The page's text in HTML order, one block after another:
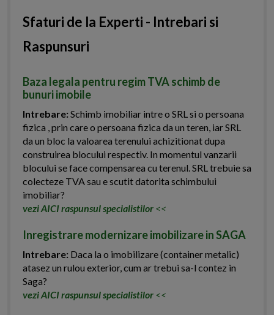
Sfaturi de la Experti - Intrebari si
Raspunsuri
Baza legala pentru regim TVA schimb de
bunuri imobile
Intrebare:Schimb imobiliar intre o SRL si o persoana
fizica , prin care o persoana fizica da un teren, iar SRL
da un bloc la valoarea terenului achizitionat dupa
construirea blocului respectiv. In momentul vanzarii
blocului se face compensarea cu terenul. SRL trebuie sa
colecteze TVA sau e scutit datorita schimbului
imobiliar?
vezi AICI raspunsul specialistilor <<
Inregistrare modernizare imobilizare in SAGA
Intrebare: Daca la o imobilizare (container metalic)
atasez un rulou exterior, cum ar trebui sa-l contez in
Saga?
vezi AICI raspunsul specialistilor <<